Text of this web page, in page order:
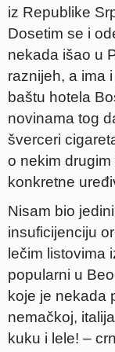
iz Republike
Dosetim se i
nekada išao u
raznijeh, a ima
baštu hotela
novinama tog
šverceri
o nekim
konkretne
Nisam bio
insuficijenciju
lečim listovima
popularni u
koje je nekada
nemačkoj,
kuku i lele! –